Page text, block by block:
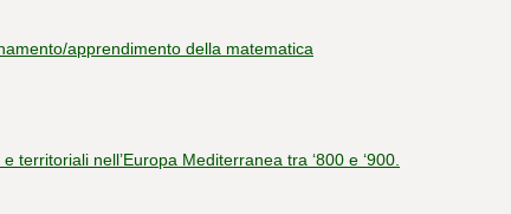
apprendimento della matematica
nell’Europa Mediterranea tra ‘800 e ‘900.